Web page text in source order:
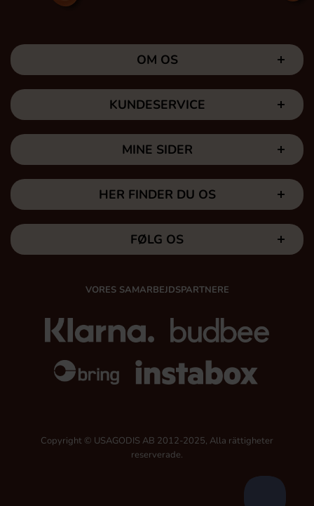
OM OS
KUNDESERVICE
MINE SIDER
HER FINDER DU OS
FØLG OS
VORES SAMARBEJDSPARTNERE
Copyright © USAGODIS AB 2012-2025, Alla rättigheter
reserverade.